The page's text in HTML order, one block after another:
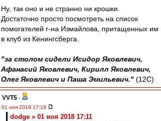
Ну, так оно и не странно ни крошки.
Достаточно просто посмотреть на список
помогателей г-на Измайлова, притащенных им
в клуб из Кенингсберга.
"за столом сидели Исидор Яковлевич,
Афанасий Яковлевич, Кирилл Яковлевич,
Олег Яковлевич и Паша Эмильевич." (12С)
VVT5 -
01 ноя 2018 17:18
dodge » 01 ноя 2018 17:11